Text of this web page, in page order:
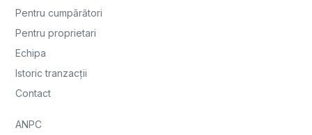
Pentru cumpărători
Pentru proprietari
Echipa
Istoric tranzacții
Contact
ANPC